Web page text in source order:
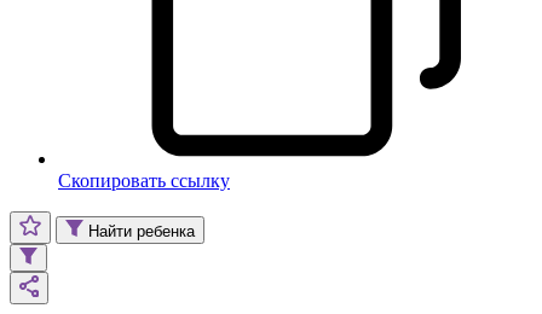
Скопировать ссылку
Найти ребенка